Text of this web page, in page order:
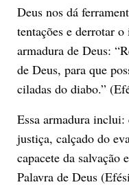
Deus nos dá
tentações e derrotar
armadura de Deus:
de Deus, para que
ciladas do diabo.”
Essa armadura
justiça, calçado do
capacete da salvação
Palavra de Deus